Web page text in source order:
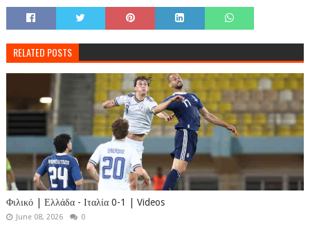
RELATED POSTS
Φιλικό | Ελλάδα - Ιταλία 0-1 | Videos
June 08, 2026 0